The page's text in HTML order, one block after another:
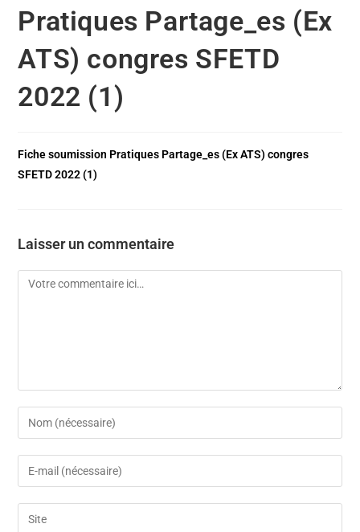
Pratiques Partage_es (Ex
ATS) congres SFETD
2022 (1)
Fiche soumission Pratiques Partage_es (Ex ATS) congres
SFETD 2022 (1)
Laisser un commentaire